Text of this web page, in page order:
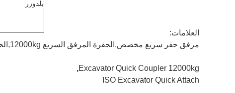
بلدوزر
العلامات:
مرفق حفر سريع مخصص,الحفرة المرفق السريع 12000kg,الحفرة الآيزو إرفاق سريع
Excavator Quick Coupler 12000kg
,
ISO Excavator Quick Attach